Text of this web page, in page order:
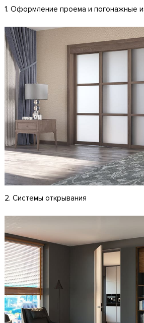
1. Оформление проема и погонажные
2. Системы открывания